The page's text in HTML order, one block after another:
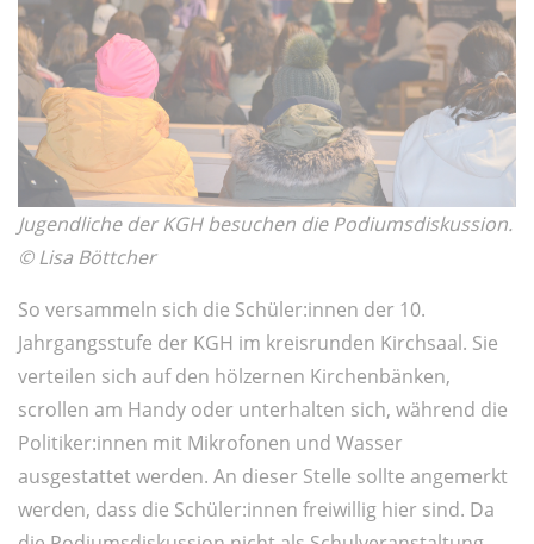
Jugendliche der KGH besuchen die Podiumsdiskussion.
© Lisa Böttcher
So versammeln sich die Schüler:innen der 10.
Jahrgangsstufe der KGH im kreisrunden Kirchsaal. Sie
verteilen sich auf den hölzernen Kirchenbänken,
scrollen am Handy oder unterhalten sich, während die
Politiker:innen mit Mikrofonen und Wasser
ausgestattet werden. An dieser Stelle sollte angemerkt
werden, dass die Schüler:innen freiwillig hier sind. Da